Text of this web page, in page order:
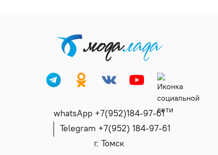
whatsApp +7(952)184-97-61
Telegram +7(952) 184-97-61
г. Томск